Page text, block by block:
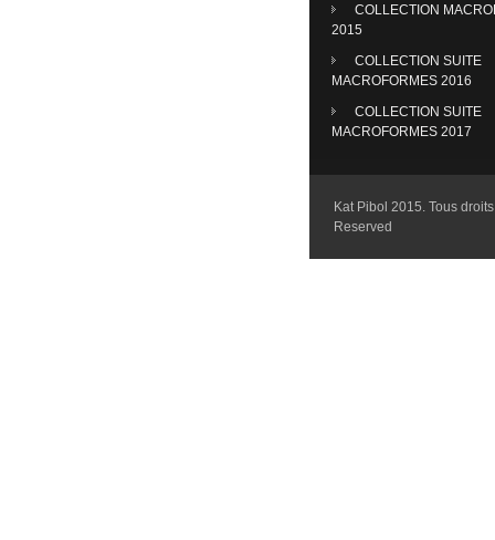
COLLECTION
2015
COLLECTION SUITE
MACROFORMES 2016
COLLECTION SUITE
MACROFORMES 2017
Kat Pibol 2015. Tous
Reserved